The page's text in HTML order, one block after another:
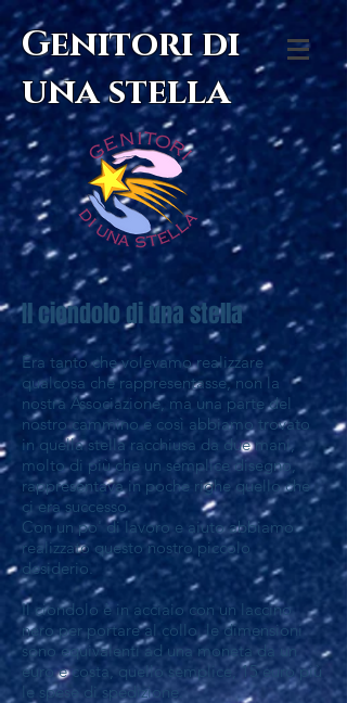
Genitori di
una stella
Il ciondolo di una stella
Era tanto che volevamo realizzare
qualcosa che rappresentasse, non la
nostra Associazione, ma una parte del
nostro cammino e così abbiamo trovato
in quella stella racchiusa da due mani,
molto di più che un semplice disegno,
rappresentava in poche righe quello che
ci era successo.
Con un po' di lavoro e aiuto abbiamo
realizzato questo nostro piccolo
desiderio.
Il ciondolo è in acciaio con un laccino
nero per portare al collo, le dimensioni
sono equivalenti ad una moneta da un
euro e costa, quello semplice, 15 euro più
le spese di spedizione.